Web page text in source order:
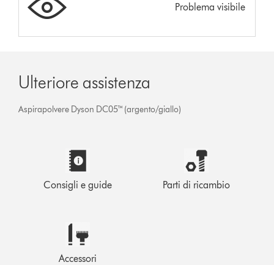
Problema visibile
Ulteriore assistenza
Aspirapolvere Dyson DC05™ (argento/giallo)
Consigli e guide Parti di ricambio
Accessori